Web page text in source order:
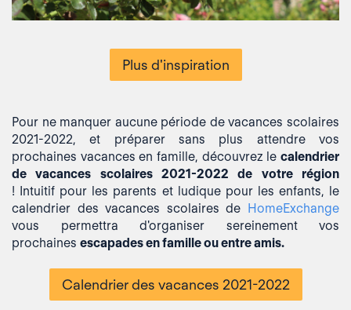
Plus d'inspiration
Pour ne manquer aucune période de vacances scolaires
2021-2022, et préparer sans plus attendre vos
prochaines vacances en famille, découvrez le calendrier
de vacances scolaires 2021-2022 de votre région
! Intuitif pour les parents et ludique pour les enfants, le
calendrier des vacances scolaires de HomeExchange
vous permettra d'organiser sereinement vos
prochaines escapades en famille ou entre amis.
Calendrier des vacances 2021-2022